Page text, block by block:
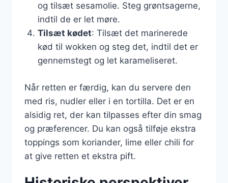
og tilsæt sesamolie. Steg grøntsagerne,
indtil de er let møre.
Tilsæt kødet: Tilsæt det marinerede
kød til wokken og steg det, indtil det er
gennemstegt og let karameliseret.
Når retten er færdig, kan du servere den
med ris, nudler eller i en tortilla. Det er en
alsidig ret, der kan tilpasses efter din smag
og præferencer. Du kan også tilføje ekstra
toppings som koriander, lime eller chili for
at give retten et ekstra pift.